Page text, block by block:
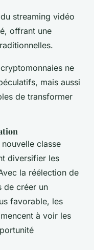
streaming vidéo
offrant une
ne
mais aussi
de transformer
classe
diversifier les
la réélection de
de créer un
favorable, les
à voir les